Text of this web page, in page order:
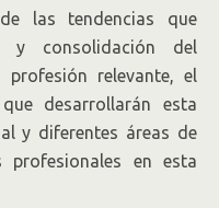
las tendencias que
y consolidación del
relevante, el
desarrollarán esta
y diferentes áreas de
en esta